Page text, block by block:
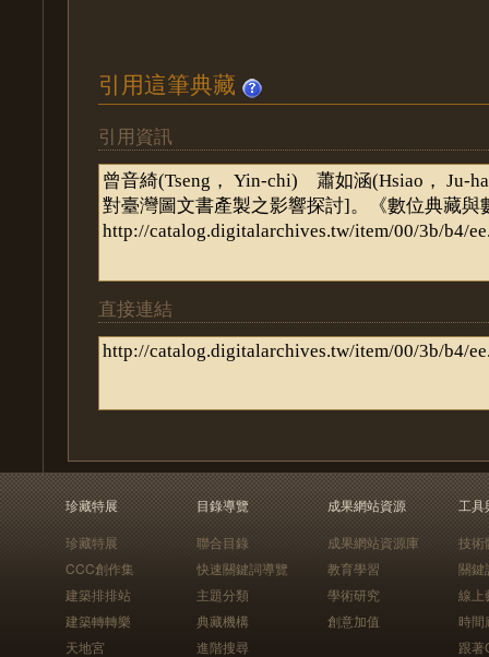
引用這筆典藏
引用資訊
直接連結
珍藏特展
珍藏特展
CCC創作集
建築排排站
建築轉轉樂
天地宮
目錄導覽
聯合目錄
快速關鍵詞導覽
主題分類
典藏機構
進階搜尋
成果網站資源
成果網站資源庫
教育學習
學術研究
創意加值
工具
技術
關鍵
線上
時間
跟